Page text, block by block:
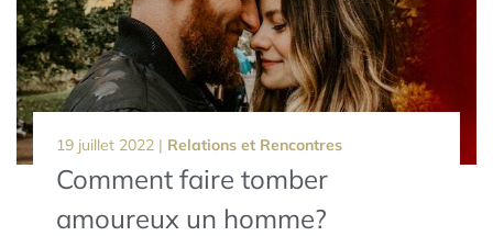
19 juillet 2022 | Relations et Rencontres
Comment faire tomber
amoureux un homme?